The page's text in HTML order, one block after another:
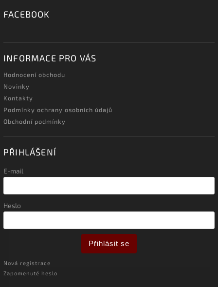
FACEBOOK
INFORMACE PRO VÁS
Hodnocení obchodu
Novinky
Kontakty
Podmínky ochrany osobních údajů
Obchodní podmínky
PŘIHLÁŠENÍ
E-mail
Heslo
Přihlásit se
Nová registrace
Zapomenuté heslo